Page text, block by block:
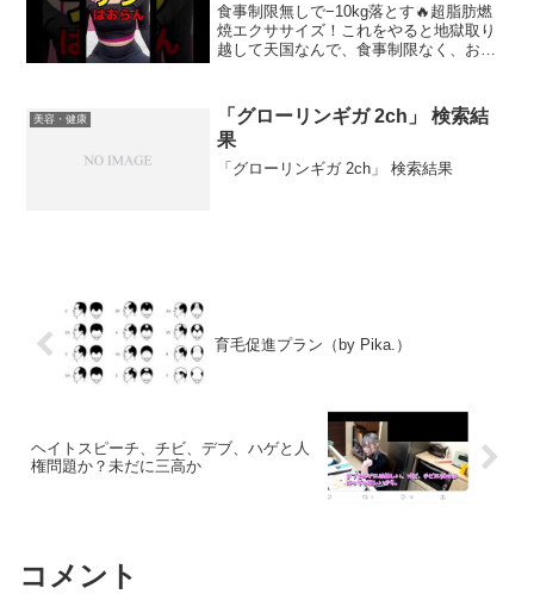
食事制限無しで−10kg落とす🔥超脂肪燃
焼エクササイズ！これをやると地獄取り
越して天国なんで、食事制限なく、お友
是非こちらの動画をチャレンジしてみて
くださいね💪「お前が...
美容・健康
「グローリンギガ 2ch」 検索結
果
「グローリンギガ 2ch」 検索結果
育毛促進プラン（by Pika.）
ヘイトスピーチ、チビ、デブ、ハゲと人
権問題か？未だに三高か
コメント